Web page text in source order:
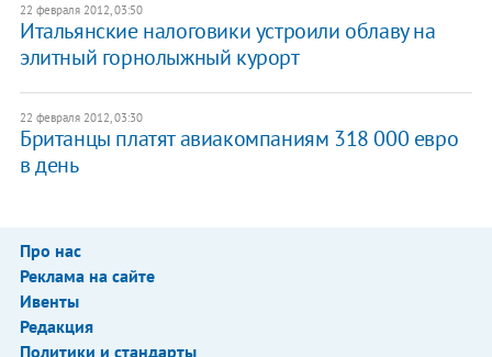
22 февраля 2012, 03:50
Итальянские налоговики устроили облаву на
элитный горнолыжный курорт
22 февраля 2012, 03:30
Британцы платят авиакомпаниям 318 000 евро
в день
Про нас
Реклама на сайте
Ивенты
Редакция
Политики и стандарты